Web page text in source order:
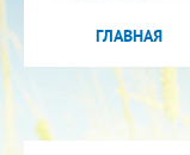
ГЛАВНАЯ